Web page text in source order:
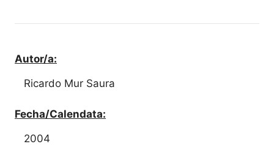
Autor/a:
Ricardo Mur Saura
Fecha/Calendata:
2004